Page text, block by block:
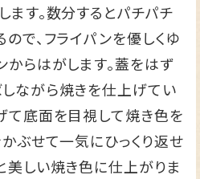
ます。数分するとパチパチ
で、フライパンを優しくゆ
からはがします。蓋をはず
ながら焼きを仕上げてい
て底面を目視して焼き色を
ぶせて一気にひっくり返せ
美しい焼き色に仕上がりま